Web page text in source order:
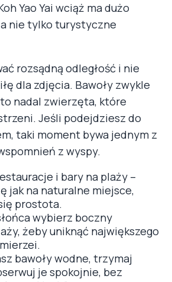
Yao Yai wciąż ma dużo
nie tylko turystyczne
rozsądną odległość i nie
dla zdjęcia. Bawoły zwykle
nadal zwierzęta, które
Jeśli podejdziesz do
taki moment bywa jednym z
z wyspy.
i bary na plaży –
jak na naturalne miejsce,
prostota.
wybierz boczny
żeby uniknąć największego
bawoły wodne, trzymaj
je spokojnie, bez